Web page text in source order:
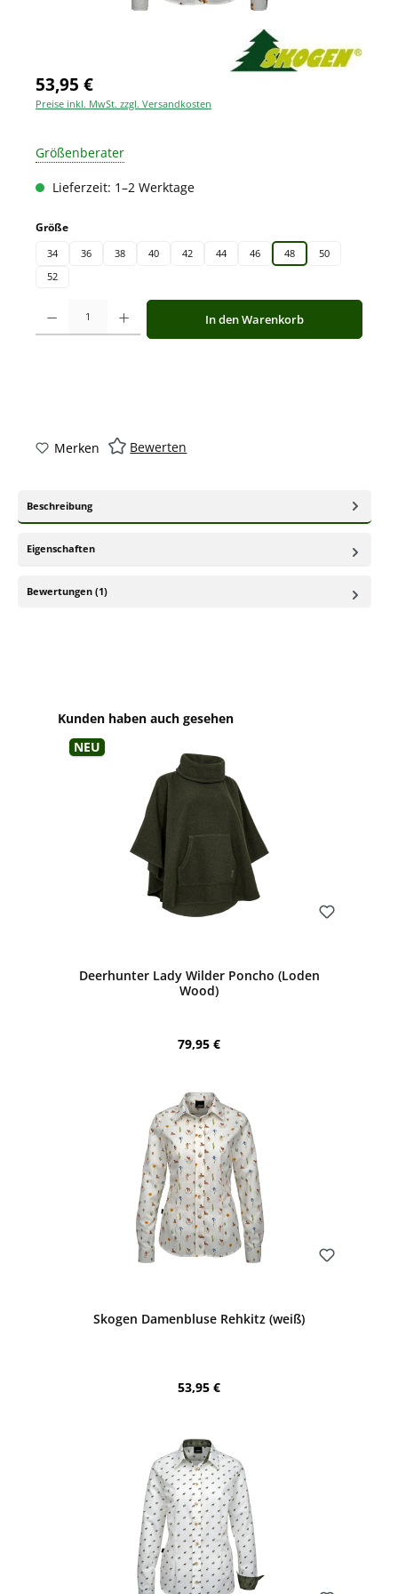
53,95 €
Preise inkl. MwSt. zzgl. Versandkosten
Größenberater
Lieferzeit: 1–2 Werktage
Größeauswählen
34 36 38 40 42 44 46 48
50
52
Produkt Anzahl: Gib den gewünschten Wert ein oder benutze die
In den Warenkorb
Merken Bewerten
Beschreibung
Eigenschaften
Bewertungen (1)
Produktgalerie überspringen
Kunden haben auch gesehen
Neu
Deerhunter Lady Wilder Poncho (Loden
Wood)
Regulärer Preis:
79,95 €
Skogen Damenbluse Rehkitz (weiß)
Regulärer Preis:
53,95 €